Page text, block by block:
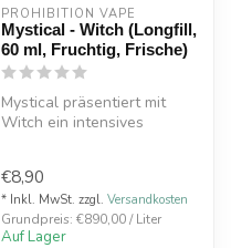
PROHIBITION VAPE
Mystical - Witch (Longfill,
60 ml, Fruchtig, Frische)
Mystical präsentiert mit
Witch ein intensives
€8,90
* Inkl. MwSt. zzgl. Versandkosten
Grundpreis: €890,00 / Liter
Auf Lager